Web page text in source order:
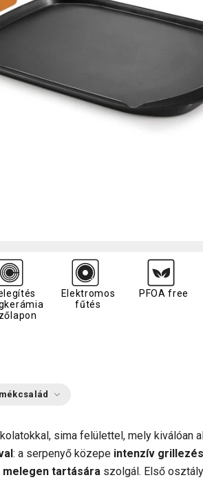
Elektromos
fűtés
PFOA free
sima felülettel, mely kiválóan
: a serpenyő közepe intenzív
tartására szolgál. Első